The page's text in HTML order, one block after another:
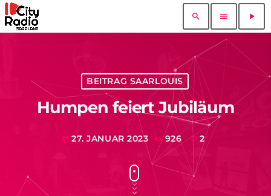
search menu play_arrow
BEITRAG SAARLOUIS
Humpen feiert Jubiläum
today 27. JANUAR 2023 926 2